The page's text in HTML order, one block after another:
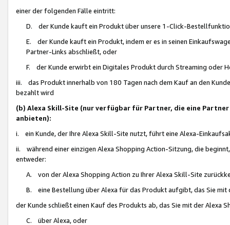
einer der folgenden Fälle eintritt:
D. der Kunde kauft ein Produkt über unsere 1-Click-
E. der Kunde kauft ein Produkt, indem er es in seinen
Partner-Links abschließt, oder
F. der Kunde erwirbt ein Digitales Produkt durch Streaming oder
iii. das Produkt innerhalb von 180 Tagen nach dem Kauf an den
bezahlt wird
(b) Alexa Skill-Site (nur verfügbar für Partner, die eine
anbieten):
i. ein Kunde, der Ihre Alexa Skill-Site nutzt, führt eine Alexa-
ii. während einer einzigen Alexa Shopping Action-Sitzung, die
entweder:
A. von der Alexa Shopping Action zu Ihrer Alexa Skill-Site
B. eine Bestellung über Alexa für das Produkt aufgibt, das Sie mit
der Kunde schließt einen Kauf des Produkts ab, das Sie mit der Alexa
C. über Alexa, oder